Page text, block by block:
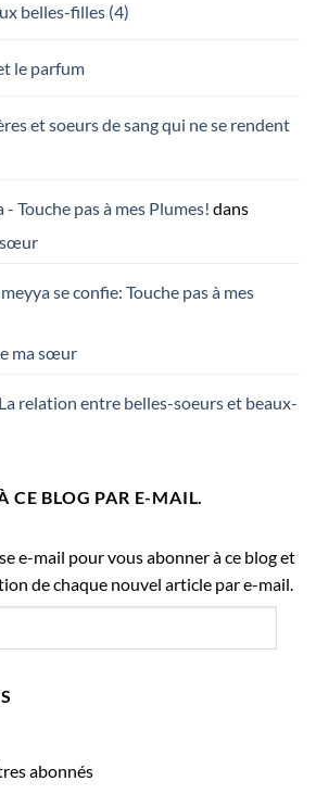
belles-filles (4)
le parfum
et soeurs de sang qui ne se rendent
Touche pas à mes Plumes! dans
sœur
se confie: Touche pas à mes
ma sœur
La relation entre belles-soeurs et beaux-
CE BLOG PAR E-MAIL.
e-mail pour vous abonner à ce blog et
de chaque nouvel article par e-mail.
abonnés